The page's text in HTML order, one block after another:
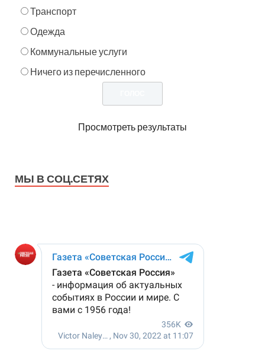
Транспорт
Одежда
Коммунальные услуги
Ничего из перечисленного
Просмотреть результаты
МЫ В СОЦ.СЕТЯХ